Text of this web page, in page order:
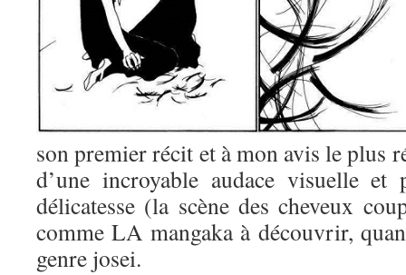
son premier récit et à mon avis le plus
d’une incroyable audace visuelle et
délicatesse (la scène des cheveux
comme LA mangaka à découvrir,
genre josei.